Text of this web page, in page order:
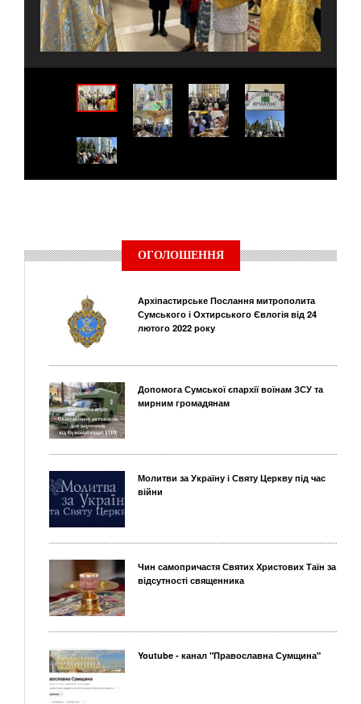
ОГОЛОШЕННЯ
Архіпастирське Послання митрополита
Сумського і Охтирського Євлогія від 24
лютого 2022 року
Допомога Сумської єпархії воїнам ЗСУ та
мирним громадянам
Молитви за Україну і Святу Церкву під час
війни
Чин самопричастя Святих Христових Таїн за
відсутності священника
Youtube - канал "Православна Сумщина"